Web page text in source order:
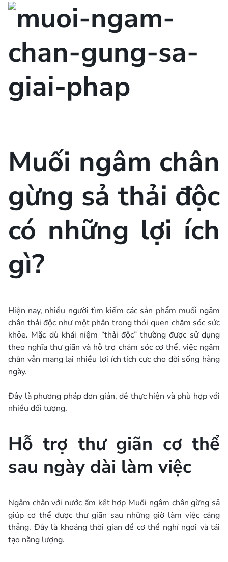
Muối ngâm chân
gừng sả thải độc
có những lợi ích
gì?
Hiện nay, nhiều người tìm kiếm các sản phẩm muối ngâm
chân thải độc như một phần trong thói quen chăm sóc sức
khỏe. Mặc dù khái niệm “thải độc” thường được sử dụng
theo nghĩa thư giãn và hỗ trợ chăm sóc cơ thể, việc ngâm
chân vẫn mang lại nhiều lợi ích tích cực cho đời sống hằng
ngày.
Đây là phương pháp đơn giản, dễ thực hiện và phù hợp với
nhiều đối tượng.
Hỗ trợ thư giãn cơ thể
sau ngày dài làm việc
Ngâm chân với nước ấm kết hợp Muối ngâm chân gừng sả
giúp cơ thể được thư giãn sau những giờ làm việc căng
thẳng. Đây là khoảng thời gian để cơ thể nghỉ ngơi và tái
tạo năng lượng.